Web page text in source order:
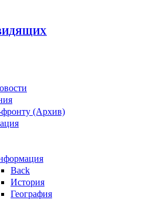
(Архив)
Back
История
География